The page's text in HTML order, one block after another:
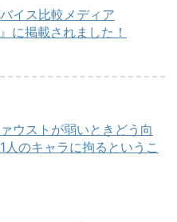
イス比較メディア
に掲載されました！
ウストが弱いときどう向
人のキャラに拘るというこ